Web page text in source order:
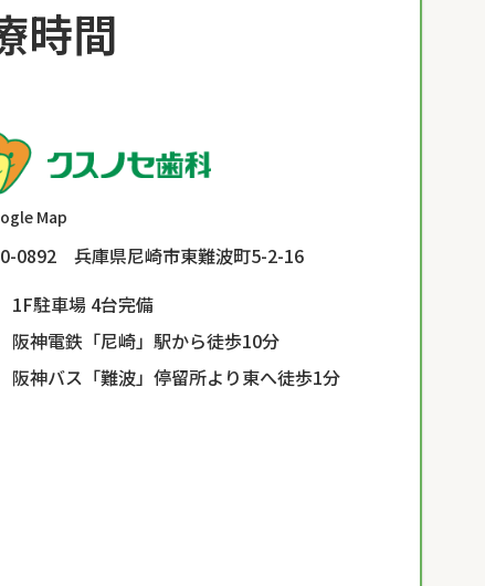
時間
Map
0892 兵庫県尼崎市東難波町5-2-16
1F駐車場 4台完備
阪神電鉄「尼崎」駅から徒歩10分
阪神バス「難波」停留所より東へ徒歩1分